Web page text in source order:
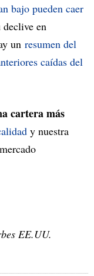
bajo pueden caer
declive en
un resumen del
caídas del
cartera más
y nuestra
EE.UU.